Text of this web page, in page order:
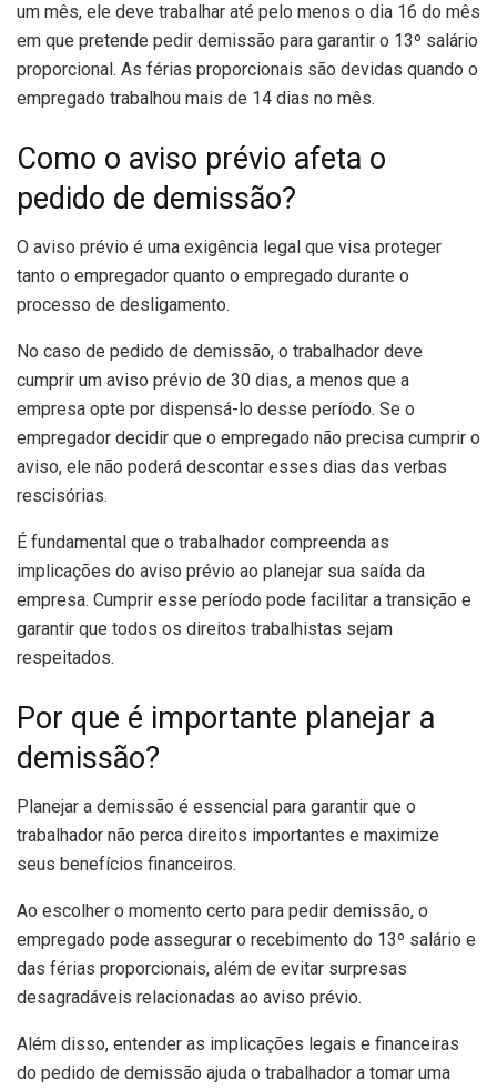
um mês, ele deve trabalhar até pelo menos o dia 16 do mês
em que pretende pedir demissão para garantir o 13º salário
proporcional. As férias proporcionais são devidas quando o
empregado trabalhou mais de 14 dias no mês.
Como o aviso prévio afeta o
pedido de demissão?
O aviso prévio é uma exigência legal que visa proteger
tanto o empregador quanto o empregado durante o
processo de desligamento.
No caso de pedido de demissão, o trabalhador deve
cumprir um aviso prévio de 30 dias, a menos que a
empresa opte por dispensá-lo desse período. Se o
empregador decidir que o empregado não precisa cumprir o
aviso, ele não poderá descontar esses dias das verbas
rescisórias.
É fundamental que o trabalhador compreenda as
implicações do aviso prévio ao planejar sua saída da
empresa. Cumprir esse período pode facilitar a transição e
garantir que todos os direitos trabalhistas sejam
respeitados.
Por que é importante planejar a
demissão?
Planejar a demissão é essencial para garantir que o
trabalhador não perca direitos importantes e maximize
seus benefícios financeiros.
Ao escolher o momento certo para pedir demissão, o
empregado pode assegurar o recebimento do 13º salário e
das férias proporcionais, além de evitar surpresas
desagradáveis relacionadas ao aviso prévio.
Além disso, entender as implicações legais e financeiras
do pedido de demissão ajuda o trabalhador a tomar uma